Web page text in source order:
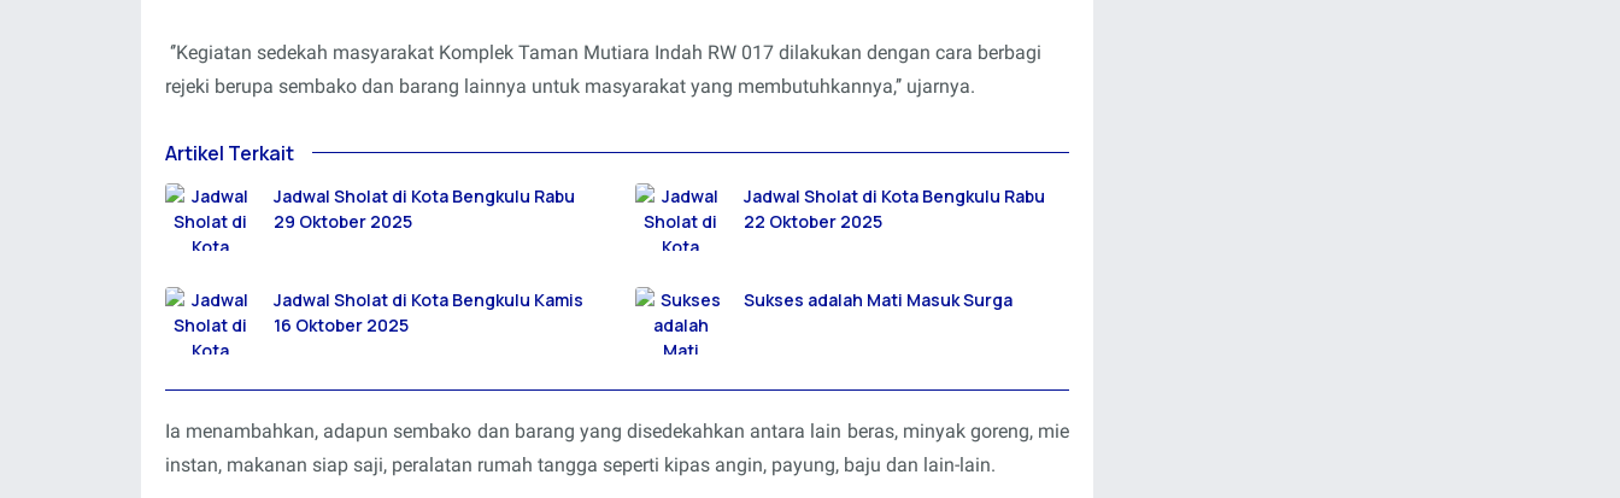
‘’Kegiatan sedekah masyarakat Komplek Taman Mutiara Indah RW 017 dilakukan dengan cara berbagi
rejeki berupa sembako dan barang lainnya untuk masyarakat yang membutuhkannya,’’ ujarnya.
Artikel Terkait
Jadwal Sholat di Kota Bengkulu Rabu
29 Oktober 2025
Jadwal Sholat di Kota Bengkulu Rabu
22 Oktober 2025
Jadwal Sholat di Kota Bengkulu Kamis
16 Oktober 2025
Sukses adalah Mati Masuk Surga
Ia menambahkan, adapun sembako dan barang yang disedekahkan antara lain beras, minyak goreng, mie
instan, makanan siap saji, peralatan rumah tangga seperti kipas angin, payung, baju dan lain-lain.